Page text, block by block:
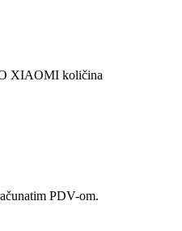
XIAOMI količina
PDV-om.